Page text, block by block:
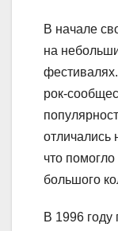
В начале
на
рок-
отличались
что
большого
В 1996 году